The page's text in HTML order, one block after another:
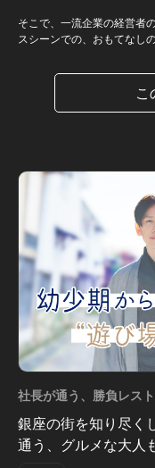
そこで、一流企業の経営者
スシーンでの、おもてなし
こ
社長が通う、勝負レス
銀座の街を知り尽く
通う、グルメな大人